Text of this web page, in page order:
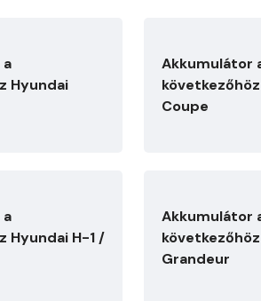
Hyundai
Akkumulátor
Coupe
Hyundai H-1 /
Akkumulátor
Grandeur